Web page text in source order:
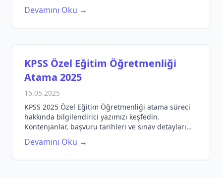
Devamını Oku →
KPSS Özel Eğitim Öğretmenliği
Atama 2025
16.05.2025
KPSS 2025 Özel Eğitim Öğretmenliği atama süreci
hakkında bilgilendirici yazımızı keşfedin.
Kontenjanlar, başvuru tarihleri ve sınav detayları
burada!
Devamını Oku →